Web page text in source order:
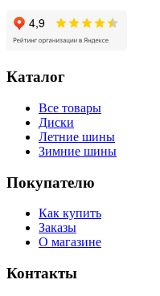
Каталог
Все товары
Диски
Летние шины
Зимние шины
Покупателю
Как купить
Заказы
О магазине
Контакты